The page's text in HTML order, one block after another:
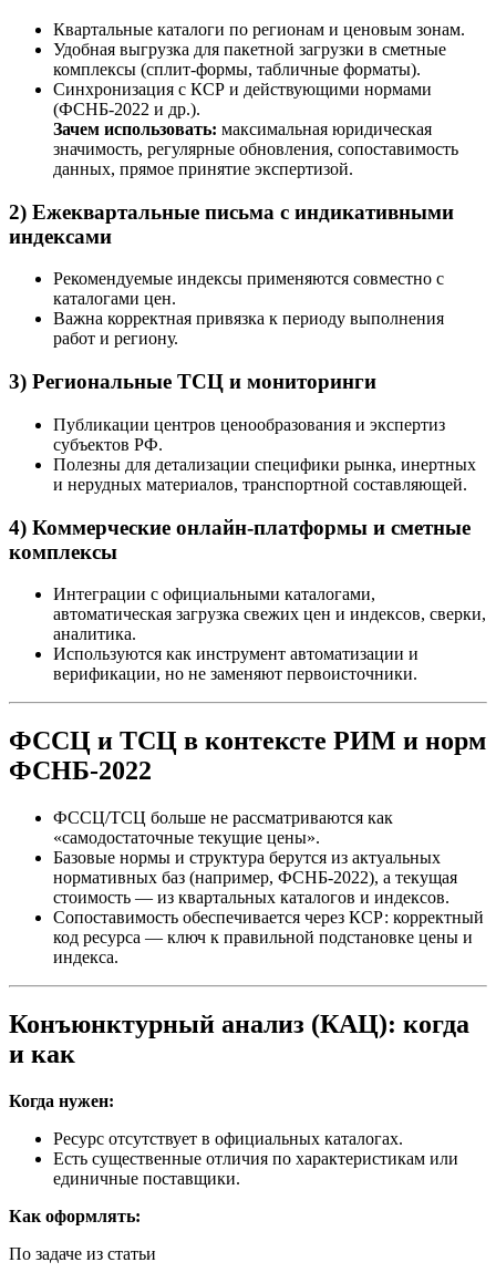
Квартальные каталоги по регионам и ценовым зонам.
Удобная выгрузка для пакетной загрузки в сметные
комплексы (сплит-формы, табличные форматы).
Синхронизация с КСР и действующими нормами
(ФСНБ-2022 и др.).
Зачем использовать: максимальная юридическая
значимость, регулярные обновления, сопоставимость
данных, прямое принятие экспертизой.
2) Ежеквартальные письма с индикативными
индексами
Рекомендуемые индексы применяются совместно с
каталогами цен.
Важна корректная привязка к периоду выполнения
работ и региону.
3) Региональные ТСЦ и мониторинги
Публикации центров ценообразования и экспертиз
субъектов РФ.
Полезны для детализации специфики рынка, инертных
и нерудных материалов, транспортной составляющей.
4) Коммерческие онлайн-платформы и сметные
комплексы
Интеграции с официальными каталогами,
автоматическая загрузка свежих цен и индексов, сверки,
аналитика.
Используются как инструмент автоматизации и
верификации, но не заменяют первоисточники.
ФССЦ и ТСЦ в контексте РИМ и норм
ФСНБ-2022
ФССЦ/ТСЦ больше не рассматриваются как
«самодостаточные текущие цены».
Базовые нормы и структура берутся из актуальных
нормативных баз (например, ФСНБ-2022), а текущая
стоимость — из квартальных каталогов и индексов.
Сопоставимость обеспечивается через КСР: корректный
код ресурса — ключ к правильной подстановке цены и
индекса.
Конъюнктурный анализ (КАЦ): когда
и как
Когда нужен:
Ресурс отсутствует в официальных каталогах.
Есть существенные отличия по характеристикам или
единичные поставщики.
Как оформлять:
По задаче из статьи